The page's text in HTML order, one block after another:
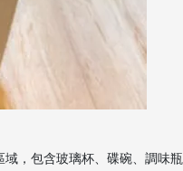
，包含玻璃杯、碟碗、調味